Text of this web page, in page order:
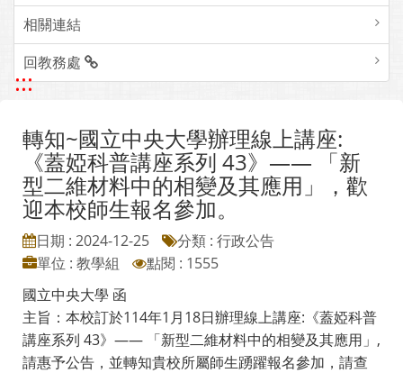
相關連結
回教務處
:::
轉知~國立中央大學辦理線上講座:
《蓋婭科普講座系列 43》—— 「新
型二維材料中的相變及其應用」，歡
迎本校師生報名參加。
日期 : 2024-12-25
分類 : 行政公告
單位 : 教學組
點閱 : 1555
國立中央大學 函
主旨：本校訂於114年1月18日辦理線上講座:《蓋婭科普
講座系列 43》—— 「新型二維材料中的相變及其應用」,
請惠予公告，並轉知貴校所屬師生踴躍報名參加，請查